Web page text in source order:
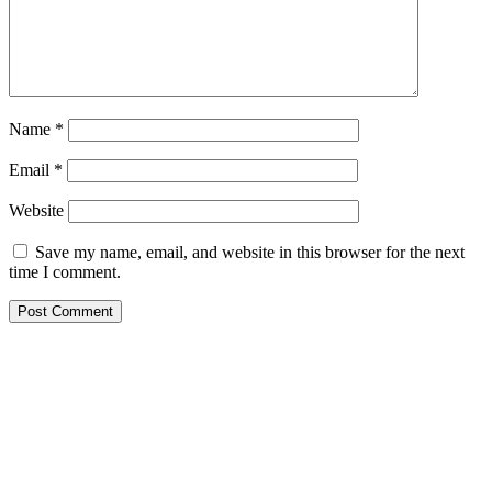
Name *
Email *
Website
Save my name, email, and website in this browser for the next
time I comment.